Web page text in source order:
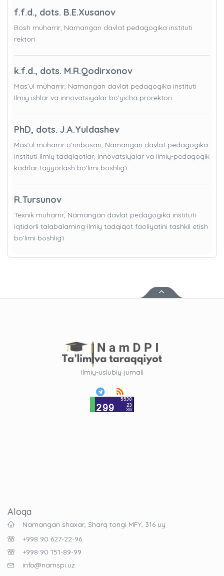
f.f.d., dots. B.E.Xusanov
Bosh muharrir, Namangan davlat pedagogika instituti
rektori
k.f.d., dots. M.R.Qodirxonov
Mas’ul muharrir, Namangan davlat pedagogika instituti
Ilmiy ishlar va innovatsiyalar bo’yicha prorektori
PhD, dots. J.A.Yuldashev
Mas’ul muharrir o’rinbosari, Namangan davlat pedagogika
instituti Ilmiy tadqiqotlar, innovatsiyalar va ilmiy-pedagogik
kadrlar tayyorlash bo'limi boshlig’i
R.Tursunov
Texnik muharrir, Namangan davlat pedagogika instituti
Iqtidorli talabalarning ilmiy tadqiqot faoliyatini tashkil etish
bo'limi boshlig’i
Ilmiy-uslubiy jurnali
Aloqa
Namangan shaxar, Sharq tongi MFY, 316 uy
+998 90 627-22-96
+998 90 151-89-99
info@namspi.uz